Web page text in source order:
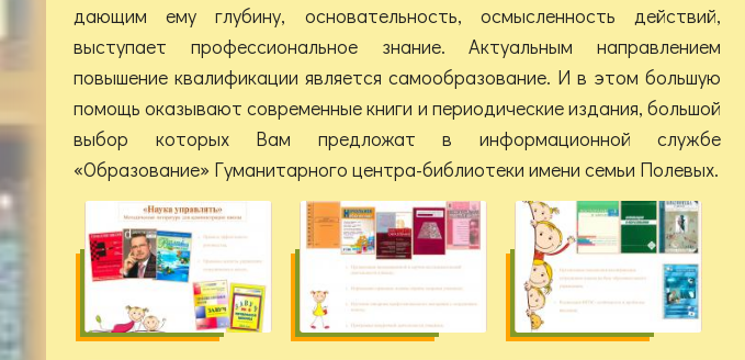
дающим ему глубину, основательность, осмысленность действий,
выступает профессиональное знание. Актуальным направлением
повышение квалификации является самообразование. И в этом большую
помощь оказывают современные книги и периодические издания, большой
выбор которых Вам предложат в информационной службе
«Образование» Гуманитарного центра-библиотеки имени семьи Полевых.